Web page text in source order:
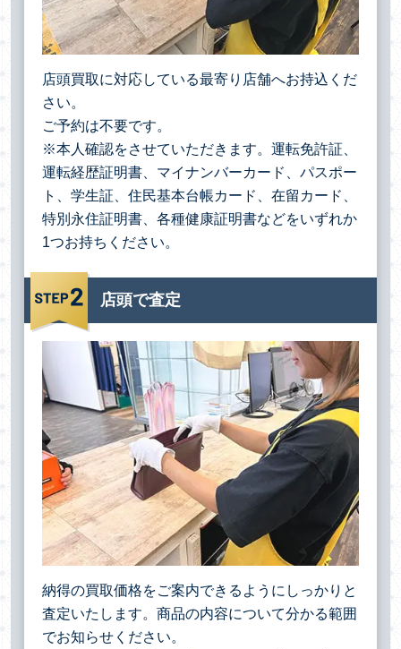
店頭買取に対応している最寄り店舗へお持込くだ
さい。
ご予約は不要です。
※本人確認をさせていただきます。運転免許証、
運転経歴証明書、マイナンバーカード、パスポー
ト、学生証、住民基本台帳カード、在留カード、
特別永住証明書、各種健康証明書などをいずれか
1つお持ちください。
店頭で査定
納得の買取価格をご案内できるようにしっかりと
査定いたします。商品の内容について分かる範囲
でお知らせください。